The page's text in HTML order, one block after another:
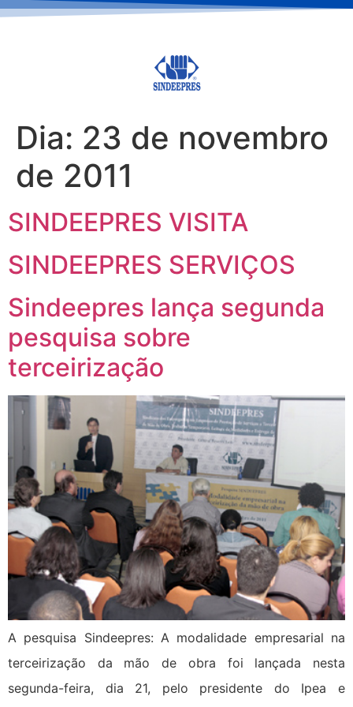
Dia: 23 de novembro
de 2011
SINDEEPRES VISITA
SINDEEPRES SERVIÇOS
Sindeepres lança segunda
pesquisa sobre
terceirização
A pesquisa Sindeepres: A modalidade empresarial na
terceirização da mão de obra foi lançada nesta
segunda-feira, dia 21, pelo presidente do Ipea e